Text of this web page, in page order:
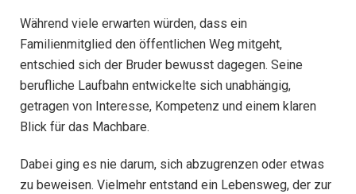
Während viele erwarten würden, dass ein
Familienmitglied den öffentlichen Weg mitgeht,
entschied sich der Bruder bewusst dagegen. Seine
berufliche Laufbahn entwickelte sich unabhängig,
getragen von Interesse, Kompetenz und einem klaren
Blick für das Machbare.
Dabei ging es nie darum, sich abzugrenzen oder etwas
zu beweisen. Vielmehr entstand ein Lebensweg, der zur